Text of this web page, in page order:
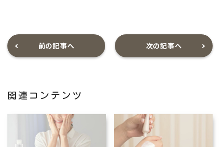
前の記事へ 次の記事へ
関連コンテンツ